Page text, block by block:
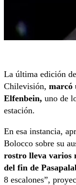
La última edición
Chilevisión, marcó
Elfenbein, uno de
estación.
En esa instancia,
Bolocco sobre su
rostro lleva varios
del fin de
8 escalones”,